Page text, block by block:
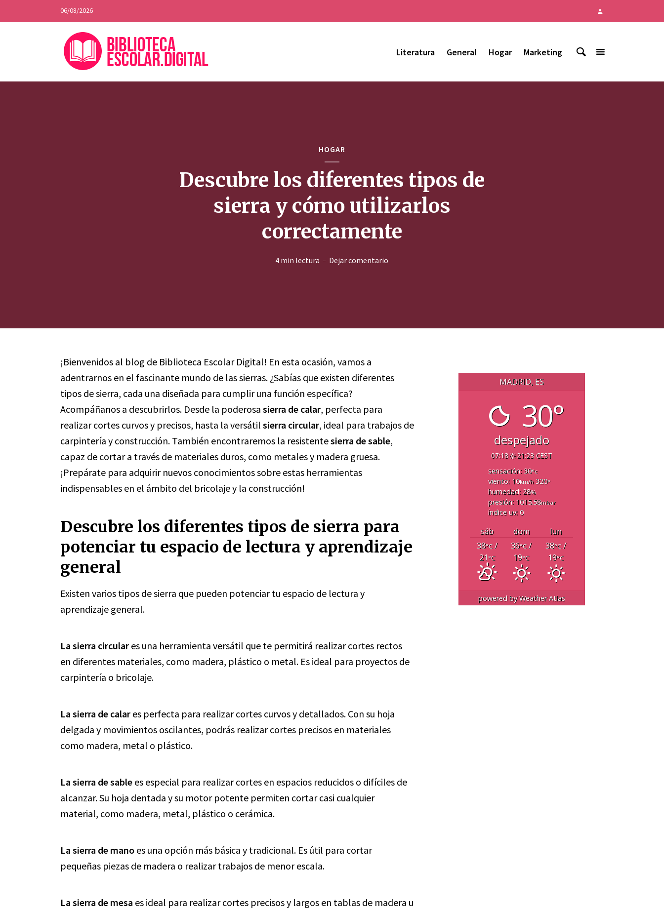
06/08/2026
Literatura General Hogar Marketing
HOGAR
Descubre los diferentes tipos de
sierra y cómo utilizarlos
correctamente
4 min lectura Dejar comentario
¡Bienvenidos al blog de Biblioteca Escolar Digital! En esta ocasión, vamos a
adentrarnos en el fascinante mundo de las sierras. ¿Sabías que existen diferentes
tipos de sierra, cada una diseñada para cumplir una función específica?
Acompáñanos a descubrirlos. Desde la poderosa sierra de calar, perfecta para
realizar cortes curvos y precisos, hasta la versátil sierra circular, ideal para trabajos de
carpintería y construcción. También encontraremos la resistentesierra de sable,
capaz de cortar a través de materiales duros, como metales y madera gruesa.
¡Prepárate para adquirir nuevos conocimientos sobre estas herramientas
indispensables en el ámbito del bricolaje y la construcción!
Descubre los diferentes tipos de sierra para
potenciar tu espacio de lectura y aprendizaje
general
Existen varios tipos de sierra que pueden potenciar tu espacio de lectura y
aprendizaje general.
La sierra circular es una herramienta versátil que te permitirá realizar cortes rectos
en diferentes materiales, como madera, plástico o metal. Es ideal para proyectos de
carpintería o bricolaje.
La sierra de calar es perfecta para realizar cortes curvos y detallados. Con su hoja
delgada y movimientos oscilantes, podrás realizar cortes precisos en materiales
como madera, metal o plástico.
La sierra de sable es especial para realizar cortes en espacios reducidos o difíciles de
alcanzar. Su hoja dentada y su motor potente permiten cortar casi cualquier
material, como madera, metal, plástico o cerámica.
La sierra de mano es una opción más básica y tradicional. Es útil para cortar
pequeñas piezas de madera o realizar trabajos de menor escala.
La sierra de mesa es ideal para realizar cortes precisos y largos en tablas de madera u
MADRID, ES
30°
despejado
07:18
21:23 CEST
sensación: 30°c
viento: 10km/h320°
humedad: 28%
presión: 1015.58mbar
índice uv: 0
sáb dom
lun
38°C/
21°C
36°C/
19°C
38°C/
19°C
powered byWeather Atlas